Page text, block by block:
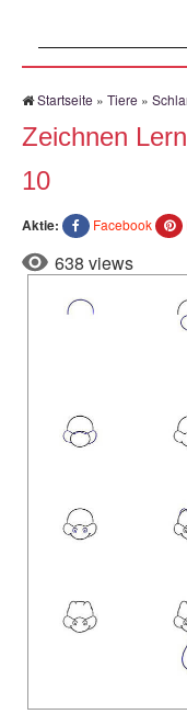
Startseite » Tiere »
Zeichnen
10
Aktie: Facebook
638 views